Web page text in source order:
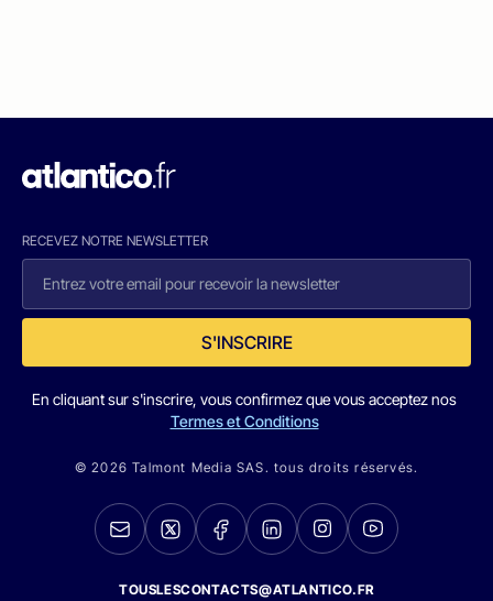
RECEVEZ NOTRE NEWSLETTER
S'INSCRIRE
En cliquant sur s'inscrire, vous confirmez que vous acceptez nos
Termes et Conditions
© 2026 Talmont Media SAS. tous droits réservés.
TOUSLESCONTACTS@ATLANTICO.FR